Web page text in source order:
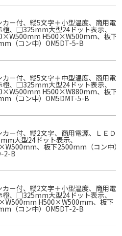
カー付、縦5文字＋小型温度、商用電
橙、□325mm大型24ドット表示、
H500×W500mm、板下
（コン中）OM5DT-5-B
カー付、縦5文字＋中型温度、商用電
橙、□325mm大型24ドット表示、
H500×W880mm、板下
（コン中）OM5DMT-5-B
カー付、縦2文字、商用電源、ＬＥＤ
大型24ドット表示、
、板下2500mm（コン中）
2-B
カー付、縦2文字＋小型温度、商用電
橙、□325mm大型24ドット表示、
H500×W500mm、板下
（コン中）OM5DT-2-B